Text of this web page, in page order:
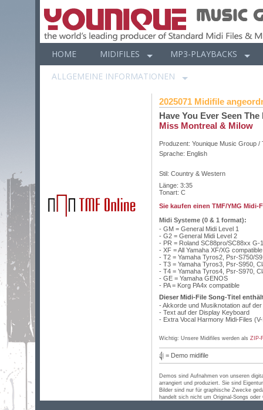
HOME MIDIFILES
MP3-PLAYBACKS
ALLGEMEINE INFORMATIONEN
2025071 Midifile
Have You Ever Seen
Miss Montreal & Milow
Produzent: Younique Music Group /
Sprache: English
Stil: Country & Western
Länge: 3:35
Tonart: C
Sie kaufen einen TMF/YMG
Midi Systeme (0 & 1 format):
- GM = General Midi Level 1
- G2 = General Midi Level 2
- PR = Roland SC88pro/SC88xx G-
- XF = All Yamaha XF/XG
- T2 = Yamaha Tyros2, Psr-S750/
- T3 = Yamaha Tyros3, Psr-S950,
- T4 = Yamaha Tyros4, Psr-S970,
- GE = Yamaha GENOS
- PA = Korg PA4x compatible
Dieser Midi-File Song-Titel
- Akkorde und Musiknotation auf
- Text auf der Display Keyboard
- Extra Vocal Harmony Midi-Files
Wichtig: Unsere Midifiles werden als ZIP-
= Demo midifile
Demos sind Aufnahmen von unseren
arrangiert und produziert. Sie sind
Bilder sind nur für graphische Zwecke
handelt sich nicht um Original-Songs oder